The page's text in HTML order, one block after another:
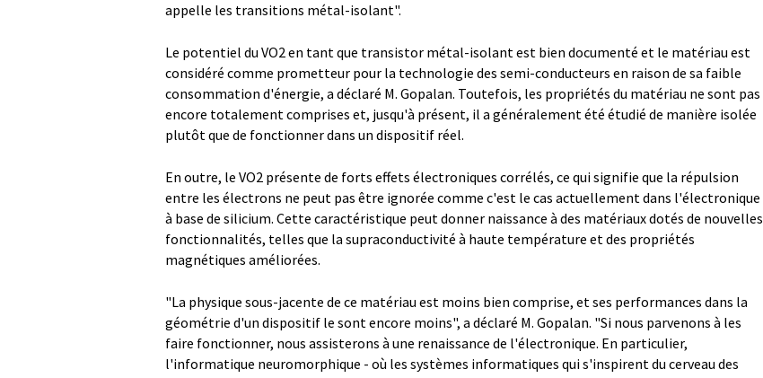
appelle les transitions métal-isolant".
Le potentiel du VO2 en tant que transistor métal-isolant est bien documenté et le matériau est
considéré comme prometteur pour la technologie des semi-conducteurs en raison de sa faible
consommation d'énergie, a déclaré M. Gopalan. Toutefois, les propriétés du matériau ne sont pas
encore totalement comprises et, jusqu'à présent, il a généralement été étudié de manière isolée
plutôt que de fonctionner dans un dispositif réel.
En outre, le VO2 présente de forts effets électroniques corrélés, ce qui signifie que la répulsion
entre les électrons ne peut pas être ignorée comme c'est le cas actuellement dans l'électronique
à base de silicium. Cette caractéristique peut donner naissance à des matériaux dotés de nouvelles
fonctionnalités, telles que la supraconductivité à haute température et des propriétés
magnétiques améliorées.
"La physique sous-jacente de ce matériau est moins bien comprise, et ses performances dans la
géométrie d'un dispositif le sont encore moins", a déclaré M. Gopalan. "Si nous parvenons à les
faire fonctionner, nous assisterons à une renaissance de l'électronique. En particulier,
l'informatique neuromorphique - où les systèmes informatiques qui s'inspirent du cerveau des